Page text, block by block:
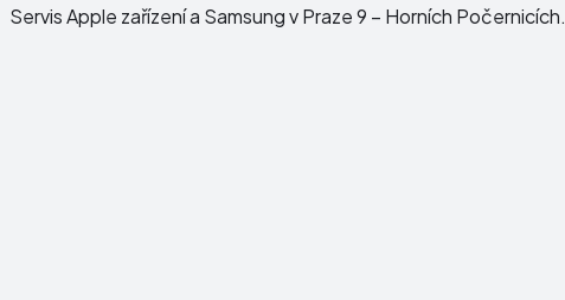
Servis Apple zařízení a Samsung v Praze 9 – Horních Počernicích.